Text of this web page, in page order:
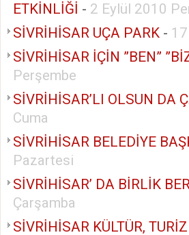
ETKİNLİĞİ - 2 Eylül 2010
SİVRİHİSAR UÇA PARK -
SİVRİHİSAR İÇİN ”BEN”
Perşembe
SİVRİHİSAR’LI OLSUN DA
Cuma
SİVRİHİSAR BELEDİYE
Pazartesi
SİVRİHİSAR’ DA BİRLİK
Çarşamba
SİVRİHİSAR KÜLTÜR,